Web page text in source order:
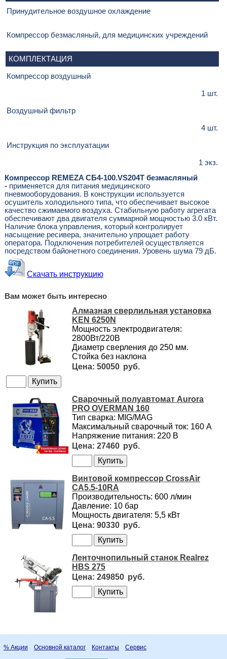
Принудительное воздушное охлаждение
Компрессор безмасляный, для медицинских учреждений
КОМПЛЕКТАЦИЯ
Компрессор воздушный
1 шт.
Воздушный фильтр
4 шт.
Инструкция по эксплуатации
1 экз.
Компрессор REMEZA СБ4-100.VS204Т безмасляный
-применяется для питания медицинского
пневмооборудования. В конструкции используется
осушитель холодильного типа, что обеспечивает высокое
качество сжимаемого воздуха. Стабильную работу агрегата
обеспечивают два двигателя суммарной мощностью 3.0 кВт.
Наличие блока управления, который контролирует
насыщение ресивера, значительно упрощает работу
оператора. Подключения потребителей осуществляется
посредством байонетного соединения. Уровень шума 79 дБ.
Скачать инструкцию
Вам может быть интересно
Алмазная сверлильная установка
KEN 6250N
Мощность электродвигателя:
2800Вт/220В
Диаметр сверления до 250 мм.
Стойка без наклона
50050
Сварочный полуавтомат Aurora
PRO OVERMAN 160
Тип сварка: MIG/MAG
Максимальный сварочный ток: 160 А
Напряжение питания: 220 В
27460
Винтовой компрессор CrossAir
CA5.5-10RA
Производительность: 600 л/мин
Давление: 10 бар
Мощность двигателя: 5,5 кВт
90330
Ленточнопильный станок Realrez
HBS 275
249850
% Акции Основной каталог Контакты Сервис